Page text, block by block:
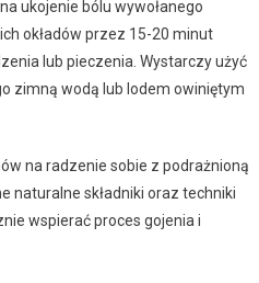
ukojenie bólu wywołanego
okładów przez 15-20 minut
lub pieczenia. Wystarczy użyć
zimną wodą lub lodem owiniętym
na radzenie sobie z podrażnioną
naturalne składniki oraz techniki
wspierać proces gojenia i